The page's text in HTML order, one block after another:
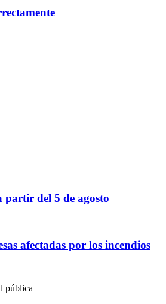
partir del 5 de agosto
afectadas por los incendios
pública